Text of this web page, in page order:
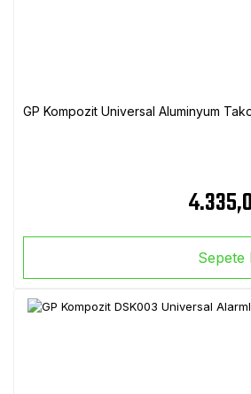
GP Kompozit Universal Aluminyum
Sepete